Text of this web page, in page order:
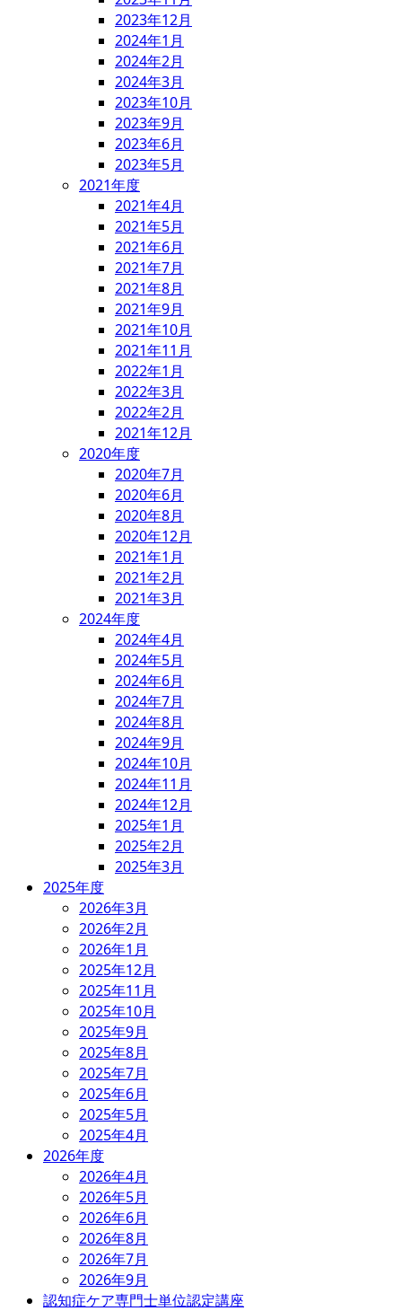
2023年12月
2024年1月
2024年2月
2024年3月
2023年10月
2023年9月
2023年6月
2023年5月
2021年度
2021年4月
2021年5月
2021年6月
2021年7月
2021年8月
2021年9月
2021年10月
2021年11月
2022年1月
2022年3月
2022年2月
2021年12月
2020年度
2020年7月
2020年6月
2020年8月
2020年12月
2021年1月
2021年2月
2021年3月
2024年度
2024年4月
2024年5月
2024年6月
2024年7月
2024年8月
2024年9月
2024年10月
2024年11月
2024年12月
2025年1月
2025年2月
2025年3月
2025年度
2026年3月
2026年2月
2026年1月
2025年12月
2025年11月
2025年10月
2025年9月
2025年8月
2025年7月
2025年6月
2025年5月
2025年4月
2026年度
2026年4月
2026年5月
2026年6月
2026年8月
2026年7月
2026年9月
認知症ケア専門士単位認定講座